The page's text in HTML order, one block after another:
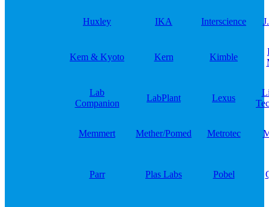
Huxley IKA Interscience
Kem & Kyoto Kern Kimble
Lab
Companion
LabPlant Lexus
Memmert Mether/Pomed Metrotec
Parr Plas Labs Pobel